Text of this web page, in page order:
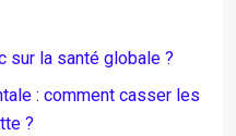
sur la santé globale ?
: comment casser les
?